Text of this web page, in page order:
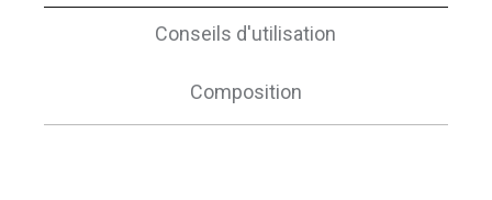
Conseils d'utilisation
Composition